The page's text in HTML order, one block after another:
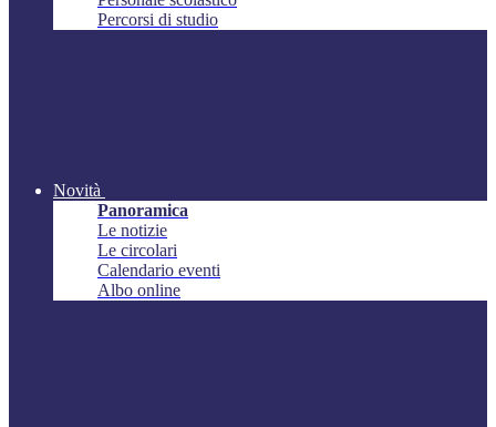
Percorsi di studio
Novità
Panoramica
Le notizie
Le circolari
Calendario eventi
Albo online